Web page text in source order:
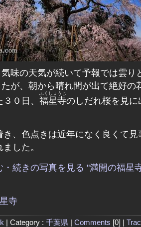
が、朝から晴れ間が出て絶好の
０日、 福星寺
ふくしょうじ
のしだれ桜を見に
き、色点きは近年になく良くて見
した。
・続きの写真を見る "満開の福星
寺
| Category : 千葉県 Comments